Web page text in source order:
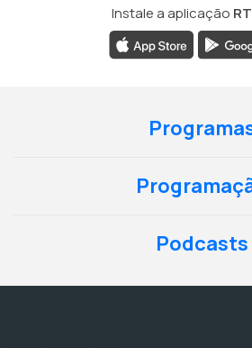
Instale a aplicação
Podcasts